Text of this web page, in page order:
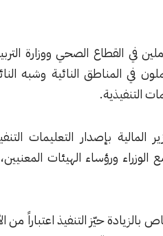
الصحي ووزارة التربية والتعليم،
النائية وشبه النائية، تعويضاً
التعليمات التنفيذية اللازمة
الهيئات المعنيين، بما يضمن
التنفيذ اعتباراً من الأول من أيار